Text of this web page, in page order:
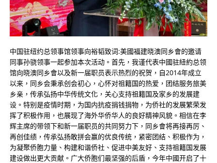
中国驻纽约总领事馆领事向裕韬致词:美國福建晓澳同乡會的邀请
同事孙骁领事一起参加本次活动。首先，我谨代表中國驻紐約总领
馆向晓澳同乡會以及新一届职员表示热烈的祝贺，自2014年成立
以来，同乡会秉承创会初心，心怀对祖籍国的热爱，团结服务旅美
乡亲，传承弘扬中华传统文化，关心支持祖籍国及家乡的发展建
设。特别是疫情时期，为国内抗疫捐钱捐物，为侨社的发展繁荣发
挥了积极作用，也展现了海外华侨华人的良好精神风貌。相信在李
辉主席的带领下和新一届职员的共同努力下，同乡會将再接再厉、
再创佳绩，传承弘扬敢拼会赢的优良传统，紧密团结、积极作为，
为凝聚侨胞力量、构建和谐侨社、促进中美友好、支持祖籍国发展
建设做出更大贡献。广大侨胞们最坚强的后盾，今年中國开启了十